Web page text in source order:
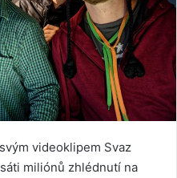
videoklipem Svaz
miliónů zhlédnutí na